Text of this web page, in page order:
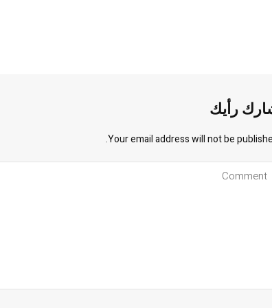
رأيك
Your email address will not be